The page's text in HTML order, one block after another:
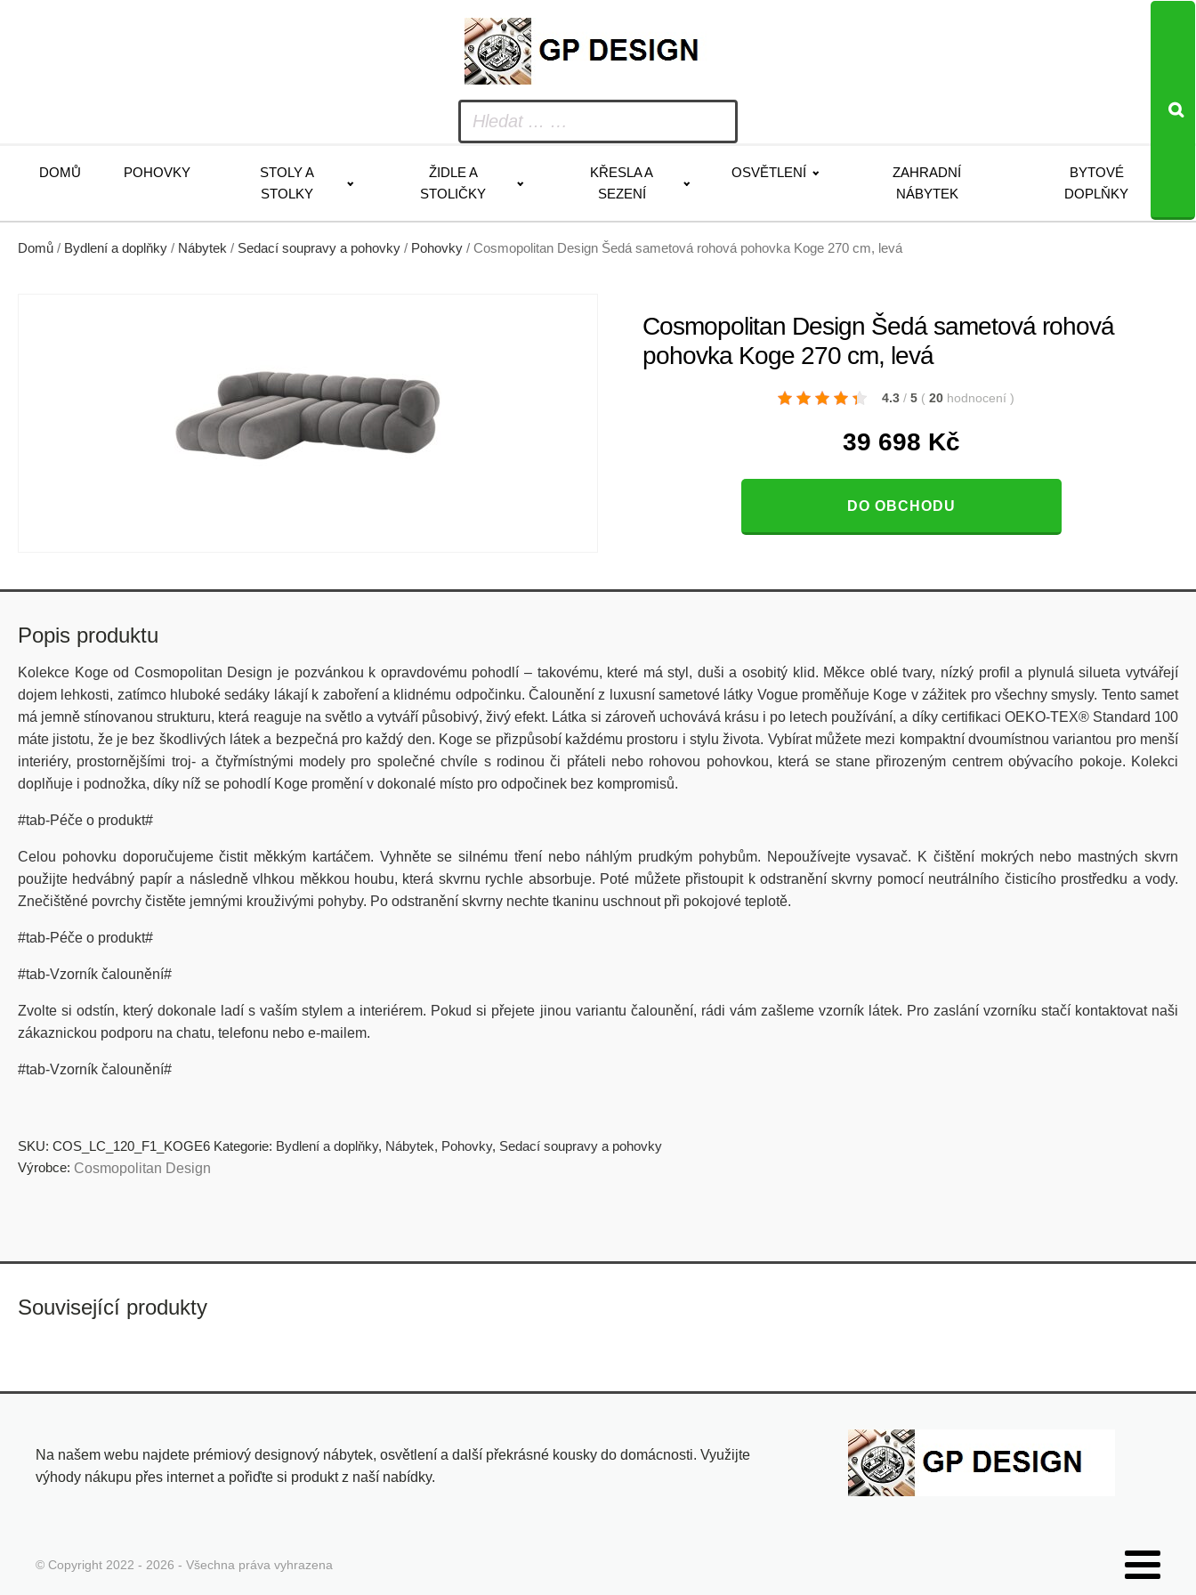
DOMŮ POHOVKY
STOLY A
STOLKY
ŽIDLE A
STOLIČKY
KŘESLA A
SEZENÍ
OSVĚTLENÍ
ZAHRADNÍ
NÁBYTEK
BYTOVÉ
DOPLŇKY
Domů / Bydlení a doplňky / Nábytek / Sedací soupravy a pohovky / Pohovky / Cosmopolitan Design Šedá sametová rohová pohovka Koge 270 cm, levá
Cosmopolitan Design Šedá sametová rohová
pohovka Koge 270 cm, levá
4.3 / 5 ( 20 hodnocení )
39 698 Kč
DO OBCHODU
Popis produktu
Kolekce Koge od Cosmopolitan Design je pozvánkou k opravdovému pohodlí – takovému, které má styl, duši a osobitý klid. Měkce oblé tvary, nízký profil a plynulá silueta vytvářejí
dojem lehkosti, zatímco hluboké sedáky lákají k zaboření a klidnému odpočinku. Čalounění z luxusní sametové látky Vogue proměňuje Koge v zážitek pro všechny smysly. Tento samet
má jemně stínovanou strukturu, která reaguje na světlo a vytváří působivý, živý efekt. Látka si zároveň uchovává krásu i po letech používání, a díky certifikaci OEKO-TEX® Standard 100
máte jistotu, že je bez škodlivých látek a bezpečná pro každý den. Koge se přizpůsobí každému prostoru i stylu života. Vybírat můžete mezi kompaktní dvoumístnou variantou pro menší
interiéry, prostornějšími troj- a čtyřmístnými modely pro společné chvíle s rodinou či přáteli nebo rohovou pohovkou, která se stane přirozeným centrem obývacího pokoje. Kolekci
doplňuje i podnožka, díky níž se pohodlí Koge promění v dokonalé místo pro odpočinek bez kompromisů.
#tab-Péče o produkt#
Celou pohovku doporučujeme čistit měkkým kartáčem. Vyhněte se silnému tření nebo náhlým prudkým pohybům. Nepoužívejte vysavač. K čištění mokrých nebo mastných skvrn
použijte hedvábný papír a následně vlhkou měkkou houbu, která skvrnu rychle absorbuje. Poté můžete přistoupit k odstranění skvrny pomocí neutrálního čisticího prostředku a vody.
Znečištěné povrchy čistěte jemnými krouživými pohyby. Po odstranění skvrny nechte tkaninu uschnout při pokojové teplotě.
#tab-Péče o produkt#
#tab-Vzorník čalounění#
Zvolte si odstín, který dokonale ladí s vaším stylem a interiérem. Pokud si přejete jinou variantu čalounění, rádi vám zašleme vzorník látek. Pro zaslání vzorníku stačí kontaktovat naši
zákaznickou podporu na chatu, telefonu nebo e-mailem.
#tab-Vzorník čalounění#
SKU: COS_LC_120_F1_KOGE6 Kategorie: Bydlení a doplňky, Nábytek, Pohovky, Sedací soupravy a pohovky
Výrobce: Cosmopolitan Design
Související produkty
Na našem webu najdete prémiový designový nábytek, osvětlení a další překrásné kousky do domácnosti. Využijte
výhody nákupu přes internet a pořiďte si produkt z naší nabídky.
© Copyright 2022 - 2026 - Všechna práva vyhrazena